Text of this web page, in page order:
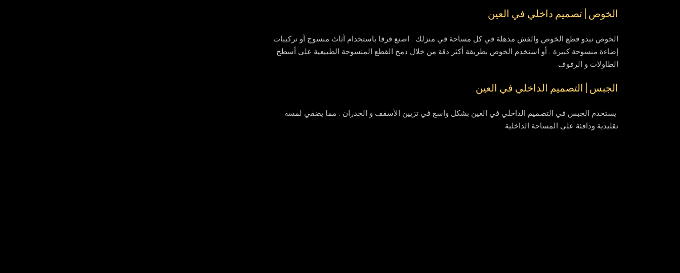
الخوص | تصميم داخلي في العين
الخوص تبدو قطع الخوص والقش مذهلة في كل مساحة في منزلك . اصنع فرقا باستخدام أثاث منسوج أو تركيبات
إضاءة منسوجة كبيرة . أو استخدم الخوص بطريقة أكثر دقة من خلال دمج القطع المنسوجة الطبيعية على أسطح
الطاولات و الرفوف
الجبس | التصميم الداخلي في العين
يستخدم الجبس في التصميم الداخلي في العين بشكل واسع في تزيين الأسقف و الجدران . مما يضفي لمسة
تقليدية ودافئة على المساحة الداخلية